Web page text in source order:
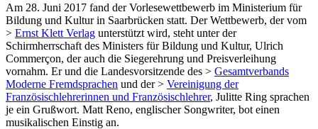
Am 28. Juni 2017 fand der Vorlesewettbewerb im Ministerium für
Bildung und Kultur in Saarbrücken statt. Der Wettbewerb, der vom
> Ernst Klett Verlag unterstützt wird, steht unter der
Schirmherrschaft des Ministers für Bildung und Kultur, Ulrich
Commerçon, der auch die Siegerehrung und Preisverleihung
vornahm. Er und die Landesvorsitzende des > Gesamtverbands
Moderne Fremdsprachen und der > Vereinigung der
Französischlehrerinnen und Französischlehrer, Julitte Ring sprachen
je ein Grußwort. Matt Reno, englischer Songwriter, bot einen
musikalischen Einstig an.